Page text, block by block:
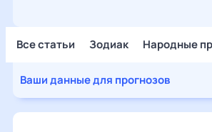
Все статьи Зодиак Народные
Ваши данные для прогнозов